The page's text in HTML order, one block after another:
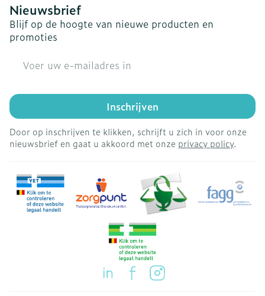
Nieuwsbrief
Blijf op de hoogte van nieuwe producten en
promoties
Inschrijven
Door op inschrijven te klikken, schrijft u zich in voor onze
nieuwsbrief en gaat u akkoord met onze privacy policy.